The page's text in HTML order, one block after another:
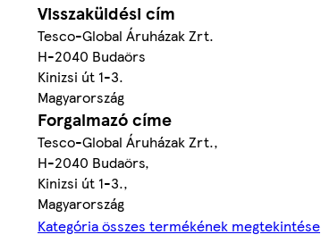
Visszaküldési cím
Tesco-Global Áruházak Zrt.
H-2040 Budaörs
Kinizsi út 1-3.
Magyarország
Forgalmazó címe
Tesco-Global Áruházak Zrt.,
H-2040 Budaörs,
Kinizsi út 1-3.,
Magyarország
Kategória összes termékének megtekintése